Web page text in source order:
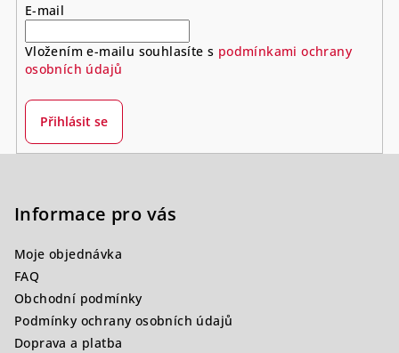
E-mail
Vložením e-mailu souhlasíte s podmínkami ochrany
osobních údajů
Přihlásit se
Informace pro vás
Moje objednávka
FAQ
Obchodní podmínky
Podmínky ochrany osobních údajů
Doprava a platba